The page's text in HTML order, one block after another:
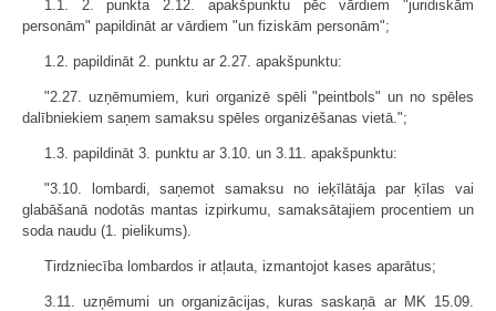
1.1. 2. punkta 2.12. apakšpunktu pēc vārdiem "juridiskām
personām" papildināt ar vārdiem "un fiziskām personām";
1.2. papildināt 2. punktu ar 2.27. apakšpunktu:
"2.27. uzņēmumiem, kuri organizē spēli "peintbols" un no spēles
dalībniekiem saņem samaksu spēles organizēšanas vietā.";
1.3. papildināt 3. punktu ar 3.10. un 3.11. apakšpunktu:
"3.10. lombardi, saņemot samaksu no ieķīlātāja par ķīlas vai
glabāšanā nodotās mantas izpirkumu, samaksātajiem procentiem un
soda naudu (1. pielikums).
Tirdzniecība lombardos ir atļauta, izmantojot kases aparātus;
3.11. uzņēmumi un organizācijas, kuras saskaņā ar MK 15.09.